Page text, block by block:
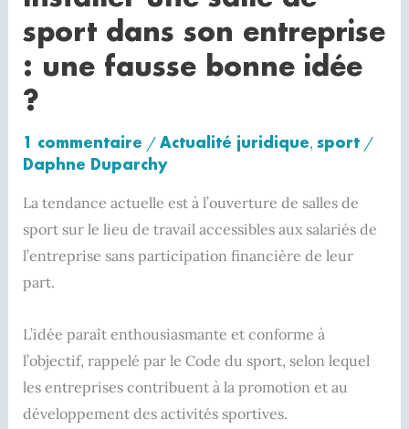
sport dans son entreprise
: une fausse bonne idée
?
1 commentaire / Actualité juridique, sport/
Daphne Duparchy
La tendance actuelle est à l’ouverture de salles de
sport sur le lieu de travail accessibles aux salariés de
l’entreprise sans participation financière de leur
part.
L’idée paraît enthousiasmante et conforme à
l’objectif, rappelé par le Code du sport, selon lequel
les entreprises contribuent à la promotion et au
développement des activités sportives.
idée
?